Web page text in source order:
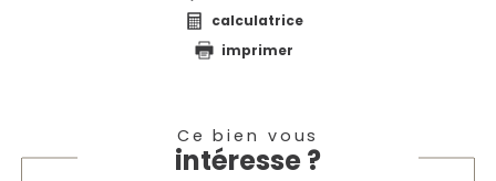
calculatrice
imprimer
Ce bien vous
intéresse ?